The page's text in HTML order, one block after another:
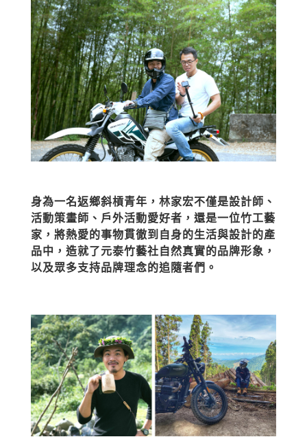
身為一名返鄉斜槓青年，林家宏不僅是設計師、
活動策畫師、戶外活動愛好者，還是一位竹工藝
家，將熱愛的事物貫徹到自身的生活與設計的產
品中，造就了元泰竹藝社自然真實的品牌形象，
以及眾多支持品牌理念的追隨者們。